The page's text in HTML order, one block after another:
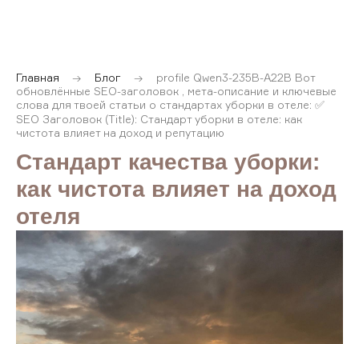
Главная → Блог →
profile Qwen3-235B-A22B Вот
обновлённые SEO-заголовок , мета-описание и ключевые
слова для твоей статьи о стандартах уборки в отеле: ✅
SEO Заголовок (Title): Стандарт уборки в отеле: как
чистота влияет на доход и репутацию
Стандарт качества уборки:
как чистота влияет на доход
отеля